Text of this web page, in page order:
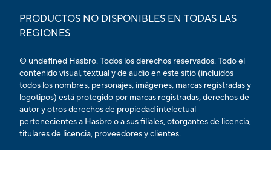
PRODUCTOS NO DISPONIBLES EN TODAS LAS
REGIONES
© undefined Hasbro. Todos los derechos reservados. Todo el
contenido visual, textual y de audio en este sitio (incluidos
todos los nombres, personajes, imágenes, marcas registradas y
logotipos) está protegido por marcas registradas, derechos de
autor y otros derechos de propiedad intelectual
pertenecientes a Hasbro o a sus filiales, otorgantes de licencia,
titulares de licencia, proveedores y clientes.